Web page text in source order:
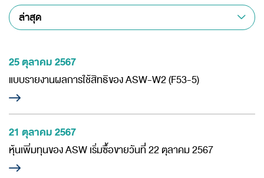
การพัฒนาอย่างยั่งยืน
ห้องข่าว
สอบถามข้อมูล
ล่าสุด
25 ตุลาคม 2567
แบบรายงานผลการใช้สิทธิของ ASW-W2 (F53-5)
21 ตุลาคม 2567
หุ้นเพิ่มทุนของ ASW เริ่มซื้อขายวันที่ 22 ตุลาคม 2567